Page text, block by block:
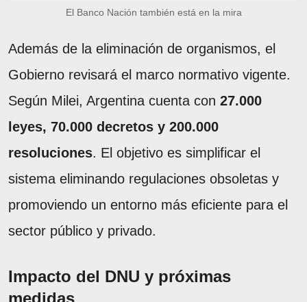
El Banco Nación también está en la mira
Además de la eliminación de organismos, el
Gobierno revisará el marco normativo vigente.
Según Milei, Argentina cuenta con 27.000
leyes, 70.000 decretos y 200.000
resoluciones. El objetivo es simplificar el
sistema eliminando regulaciones obsoletas y
promoviendo un entorno más eficiente para el
sector público y privado.
Impacto del DNU y próximas
medidas